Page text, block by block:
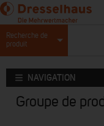
Recherche de
produit
NAVIGATION
Groupe de